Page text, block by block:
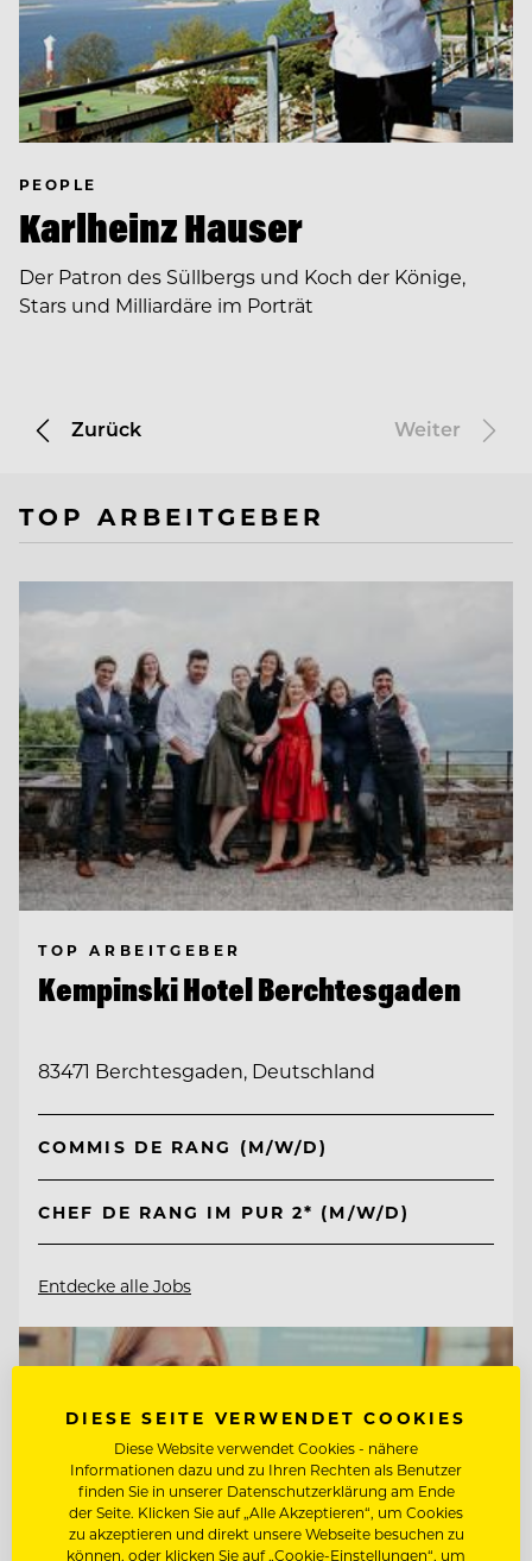
PEOPLE
Karlheinz Hauser
Der Patron des Süllbergs und Koch der Könige,
Stars und Milliardäre im Porträt
Zurück Weiter
TOP ARBEITGEBER
TOP ARBEITGEBER
Kempinski Hotel Berchtesgaden
83471 Berchtesgaden, Deutschland
COMMIS DE RANG (M/W/D)
CHEF DE RANG IM PUR 2* (M/W/D)
Entdecke alle Jobs
DIESE SEITE VERWENDET COOKIES
Diese Website verwendet Cookies - nähere
Informationen dazu und zu Ihren Rechten als Benutzer
finden Sie in unserer Datenschutzerklärung am Ende
der Seite. Klicken Sie auf „Alle Akzeptieren“, um Cookies
zu akzeptieren und direkt unsere Webseite besuchen zu
können, oder klicken Sie auf „Cookie-Einstellungen“, um